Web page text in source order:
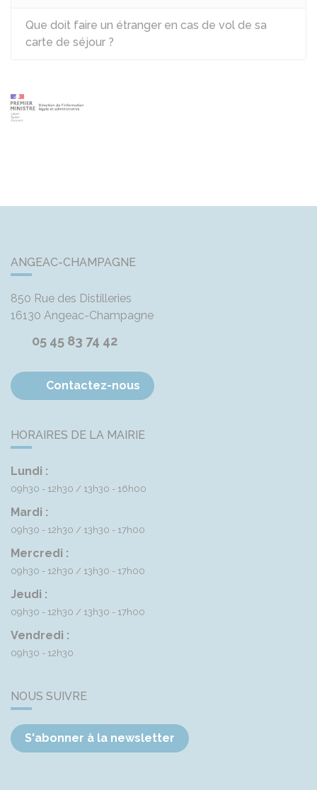
Que doit faire un étranger en cas de vol de sa
carte de séjour ?
ANGEAC-CHAMPAGNE
850 Rue des Distilleries
16130 Angeac-Champagne
05 45 83 74 42
Contactez-nous
HORAIRES DE LA MAIRIE
Lundi :
09h30 - 12h30 13h30 - 16h00
Mardi :
09h30 - 12h30 13h30 - 17h00
Mercredi :
09h30 - 12h30 13h30 - 17h00
Jeudi :
09h30 - 12h30 13h30 - 17h00
Vendredi :
09h30 - 12h30
NOUS SUIVRE
S'abonner à la newsletter